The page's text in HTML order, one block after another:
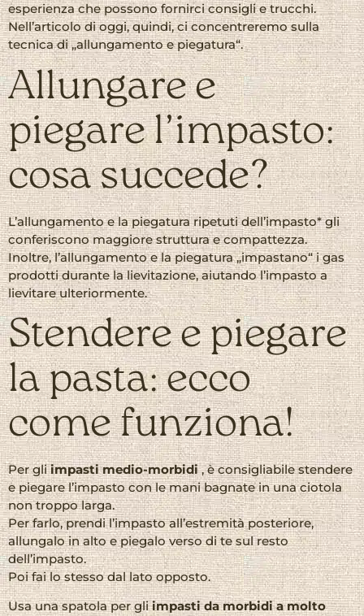
esperienza che possono fornirci consigli e trucchi.
Nell’articolo di oggi, quindi, ci concentreremo sulla
tecnica di „allungamento e piegatura“.
Allungare e
piegare l’impasto:
cosa succede?
L’allungamento e la piegatura ripetuti dell’impasto* gli
conferiscono maggiore struttura e compattezza.
Inoltre, l’allungamento e la piegatura „impastano“ i gas
prodotti durante la lievitazione, aiutando l’impasto a
lievitare ulteriormente.
Stendere e piegare
la pasta: ecco
come funziona!
Per gliimpasti medio-morbidi, è consigliabile stendere
e piegare l’impasto con le mani bagnate in una ciotola
non troppo larga.
Per farlo, prendi l’impasto all’estremità posteriore,
allungalo in alto e piegalo verso di te sul resto
dell’impasto.
Poi fai lo stesso dal lato opposto.
Usa una spatola per gliimpasti da morbidi a molto